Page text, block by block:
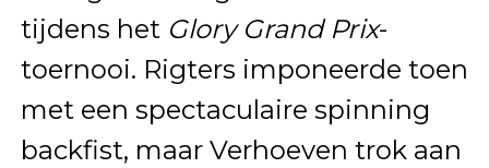
tijdens het Glory Grand Prix-
toernooi. Rigters imponeerde toen
met een spectaculaire spinning
backfist, maar Verhoeven trok aan